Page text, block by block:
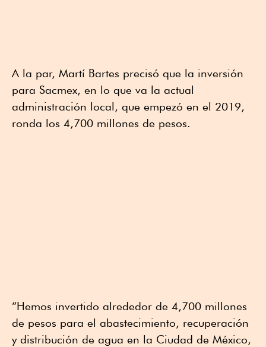
A la par, Martí Bartes precisó que la inversión
para Sacmex, en lo que va la actual
administración local, que empezó en el 2019,
ronda los 4,700 millones de pesos.
“Hemos invertido alrededor de 4,700 millones
de pesos para el abastecimiento, recuperación
y distribución de agua en la Ciudad de México,